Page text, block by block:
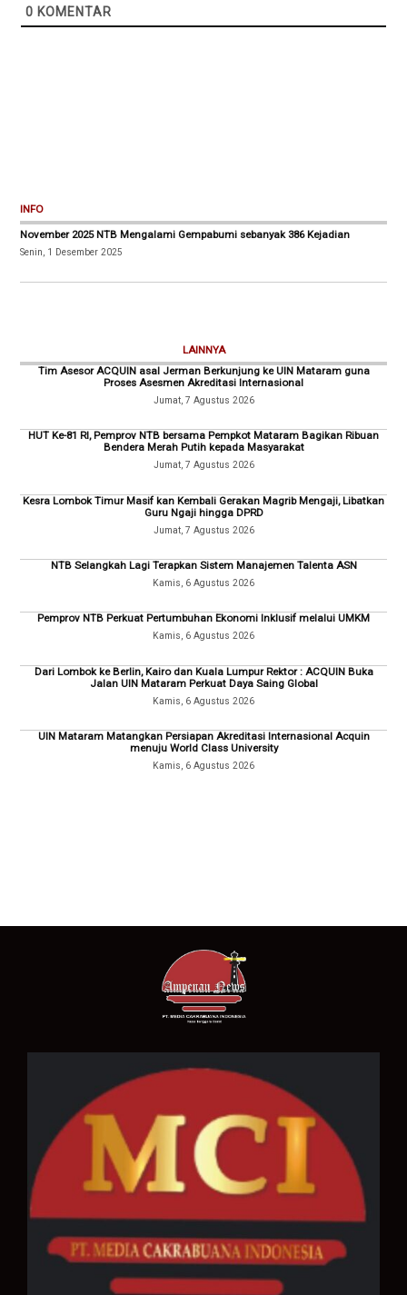
0 KOMENTAR
INFO
November 2025 NTB Mengalami Gempabumi sebanyak 386 Kejadian
Senin, 1 Desember 2025
LAINNYA
Tim Asesor ACQUIN asal Jerman Berkunjung ke UIN Mataram guna
Proses Asesmen Akreditasi Internasional
Jumat, 7 Agustus 2026
HUT Ke-81 RI, Pemprov NTB bersama Pempkot Mataram Bagikan Ribuan
Bendera Merah Putih kepada Masyarakat
Jumat, 7 Agustus 2026
Kesra Lombok Timur Masif kan Kembali Gerakan Magrib Mengaji, Libatkan
Guru Ngaji hingga DPRD
Jumat, 7 Agustus 2026
NTB Selangkah Lagi Terapkan Sistem Manajemen Talenta ASN
Kamis, 6 Agustus 2026
Pemprov NTB Perkuat Pertumbuhan Ekonomi Inklusif melalui UMKM
Kamis, 6 Agustus 2026
Dari Lombok ke Berlin, Kairo dan Kuala Lumpur Rektor : ACQUIN Buka
Jalan UIN Mataram Perkuat Daya Saing Global
Kamis, 6 Agustus 2026
UIN Mataram Matangkan Persiapan Akreditasi Internasional Acquin
menuju World Class University
Kamis, 6 Agustus 2026